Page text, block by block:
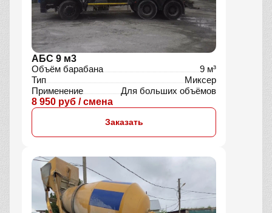
АБС 9 м3
Объём барабана
9 м³
Тип
Миксер
Применение
Для больших объёмов
8 950 руб / смена
Заказать